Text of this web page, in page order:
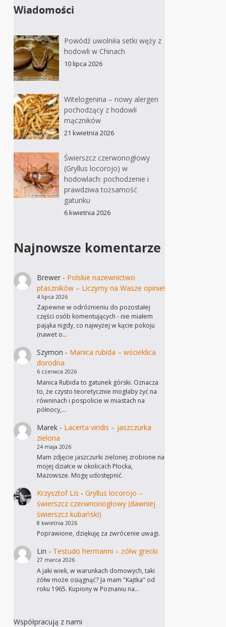
Wiadomości
Powódź uwolniła setki węży z
hodowli w Chinach
10 lipca 2026
Witelogenina – nowy alergen
pochodzący z hodowli
mączników
21 kwietnia 2026
Świerszcz czerwonogłowy
(Gryllus locorojo) w
hodowlach: pochodzenie i
prawdziwa tożsamość
gatunku
6 kwietnia 2026
Najnowsze komentarze
Brewer- Polskie nazewnictwo
ptaszników – Liczymy na Wasze opinie!
4 lipca 2026
Zapewne w odróżnieniu do pozostałej
części osób komentujących - nie miałem
pająka nigdy, co najwyżej w kącie pokoju
(nawet o…
Szymon - Manica rubida – wścieklica
dorodna
6 czerwca 2026
Manica Rubida to gatunek górski. Oznacza
to, że czysto teoretycznie mogłaby żyć na
równinach i pospolicie w miastach na
północy,…
Marek- Lacerta viridis – jaszczurka
zielona
24 maja 2026
Mam zdjęcie jaszczurki zielonej zrobione na
mojej działce w okolicach Płocka,
Mazowsze. Mogę udostępnić.
Krzysztof Lis - Gryllus locorojo –
świerszcz czerwnonogłowy (dawniej
świerszcz kubański)
8 kwietnia 2026
Poprawione, dziękuję za zwrócenie uwagi.
Lin - Testudo hermanni – żółw grecki
27 marca 2026
A jaki wiek, w warunkach domowych, taki
żółw może osiągnąć? Ja mam "Kajtka" od
roku 1965. Kupiony w Poznaniu na…
Współpracują z nami